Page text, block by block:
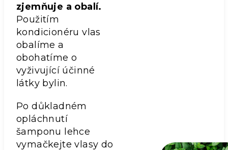
zjemňuje a obalí.
Použitím
kondicionéru vlas
obalíme a
obohatíme o
vyživující účinné
látky bylin.
Po důkladném
opláchnutí
šamponu lehce
vymačkejte vlasy do